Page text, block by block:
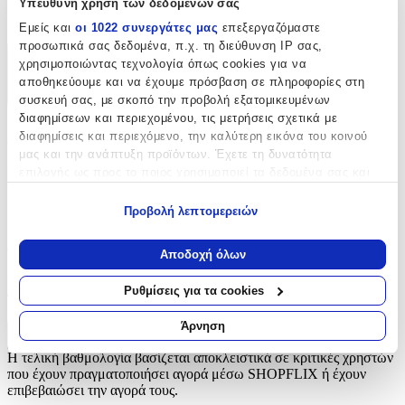
Υπεύθυνη χρήση των δεδομένων σας
Εμείς και οι 1022 συνεργάτες μας επεξεργαζόμαστε
προσωπικά σας δεδομένα, π.χ. τη διεύθυνση IP σας,
χρησιμοποιώντας τεχνολογία όπως cookies για να
αποθηκεύουμε και να έχουμε πρόσβαση σε πληροφορίες στη
συσκευή σας, με σκοπό την προβολή εξατομικευμένων
διαφημίσεων και περιεχομένου, τις μετρήσεις σχετικά με
διαφημίσεις και περιεχόμενο, την καλύτερη εικόνα του κοινού
μας και την ανάπτυξη προϊόντων. Έχετε τη δυνατότητα
Να συλλέξουμε πληροφορίες σχετικά με τη γεωγραφική
σας τοποθεσία, οι οποίες μπορεί να είναι ακριβείς σε
απόσταση μερικών μέτρων
Να αναγνωρίσουμε τη συσκευή σας σαρώνοντας ενεργά
για συγκεκριμένα χαρακτηριστικά (δακτυλικό αποτύπωμα)
Μάθετε περισσότερα σχετικά με τον τρόπο επεξεργασίας των
προσωπικών σας δεδομένων και καθορίστε τις προτιμήσεις σας
στηνενότητα “Λεπτομέρειες”. Μπορείτε να αλλάξετε ή να
ανακαλέσετε τη συγκατάθεσή σας ανά πάσα στιγμή από τη
Προβολή λεπτομερειών
Αποδοχή όλων
Ρυθμίσεις για τα cookies
Άρνηση
Χαρακτηριστικά
+
Χαρακτηριστικά
Αξιολογήσεις
Προς το παρόν δεν υπάρχουν άλλες αξιολογήσεις. Όταν
προστεθούν, θα εμφανιστούν εδώ.
Πώς υπολογίζεται η βαθμολογία
Η τελική βαθμολογία βασίζεται αποκλειστικά σε κριτικές χρηστών
που έχουν πραγματοποιήσει αγορά μέσω SHOPFLIX ή έχουν
επιβεβαιώσει την αγορά τους.